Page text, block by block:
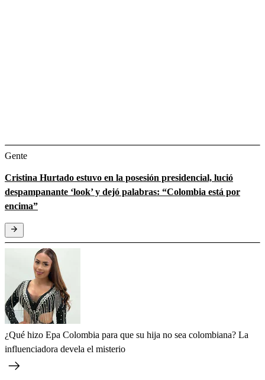
Gente
Cristina Hurtado estuvo en la posesión presidencial, lució
despampanante ‘look’ y dejó palabras: “Colombia está por
encima”
¿Qué hizo Epa Colombia para que su hija no sea colombiana? La
influenciadora devela el misterio